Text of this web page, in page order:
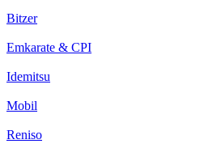
Bitzer
Emkarate & CPI
Idemitsu
Mobil
Reniso